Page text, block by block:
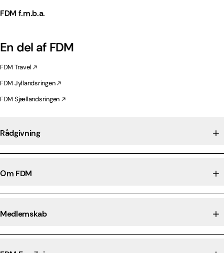
FDM f.m.b.a.
En del af FDM
FDM Travel
FDM Jyllandsringen
FDM Sjællandsringen
Rådgivning
Om FDM
Medlemskab